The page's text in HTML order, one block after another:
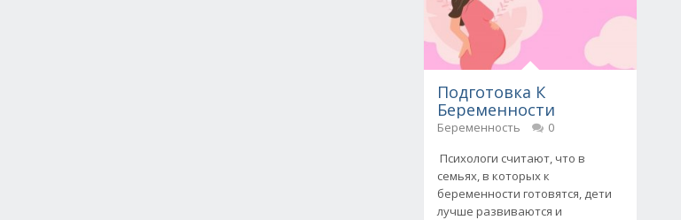
Подготовка К
Беременности
Беременность
0
Психологи считают, что в
семьях, в которых к
беременности готовятся, дети
лучше развиваются и